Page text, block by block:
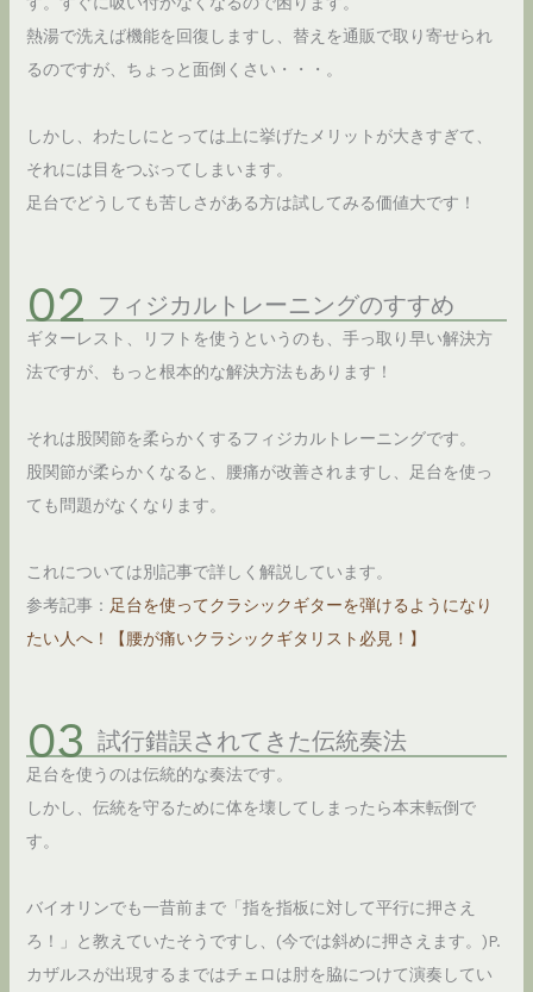
熱湯で洗えば機能を回復しますし、替えを通販で取り寄せられ
るのですが、ちょっと面倒くさい・・・。
しかし、わたしにとっては上に挙げたメリットが大きすぎて、
それには目をつぶってしまいます。
足台でどうしても苦しさがある方は試してみる価値大です！
フィジカルトレーニングのすすめ
ギターレスト、リフトを使うというのも、手っ取り早い解決方
法ですが、もっと根本的な解決方法もあります！
それは股関節を柔らかくするフィジカルトレーニングです。
股関節が柔らかくなると、腰痛が改善されますし、足台を使っ
ても問題がなくなります。
これについては別記事で詳しく解説しています。
参考記事： 足台を使ってクラシックギターを弾けるようになり
たい人へ！【腰が痛いクラシックギタリスト必見！】
試行錯誤されてきた伝統奏法
足台を使うのは伝統的な奏法です。
しかし、伝統を守るために体を壊してしまったら本末転倒で
す。
バイオリンでも一昔前まで「指を指板に対して平行に押さえ
ろ！」と教えていたそうですし、(今では斜めに押さえます。)P.
カザルスが出現するまではチェロは肘を脇につけて演奏してい